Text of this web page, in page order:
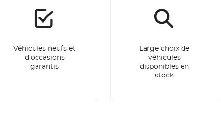
Véhicules neufs et
d'occasions
garantis
Large choix de
véhicules
disponibles en
stock